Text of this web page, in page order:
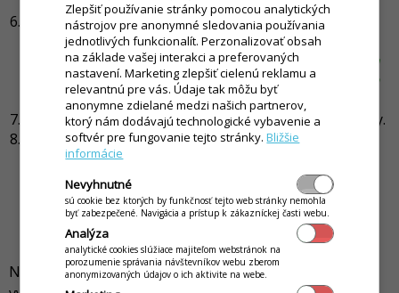
V záložkeKategórie, nastavte zaradenie karty do
kategórieMenu.(V príprade kariet obedového menu
nie je potrebné vyplňovať alergény, prípadne obrázok a
pod. Tieto údaje sa budú už zobrazovať pri konkrétnom
jedlo ktoré pod dané menu v daný deň patrí.)
Kliknutím na tlačidloUložiťpotvrdíte vykonané zmeny.
Ak už máte vytvorený dostatočný počet kariet pre
vaše menu a jednotlivé karty sú priradené k
príslušnému druhu
(polievka, hlavné jedlo alebo
dezert)je potrebné kliknutím na tlačidloUložiť
potvrdiť vykonané zmeny v nastaveniach obedového
Nové karty typu obedové menu je možné použiť až pri
Zlepšiť používanie stránky pomocou analytických
nástrojov pre anonymné sledovania používania
jednotlivých funkcionalít. Perzonalizovať obsah
na základe vašej interakci a preferovaných
nastavení. Marketing zlepšiť cielenú reklamu a
relevantnú pre vás. Údaje tak môžu byť
anonymne zdielané medzi našich partnerov,
ktorý nám dodávajú technologické vybavenie a
softvér pre fungovanie tejto stránky.Bližšie
informácie
Nevyhnutné
sú cookie bez ktorých by funkčnosť tejto web stránky nemohla
byť zabezpečené. Navigácia a prístup k zákazníckej časti webu.
Analýza
analytické cookies slúžiace majiteľom webstránok na
porozumenie správania návštevníkov webu zberom
anonymizovaných údajov o ich aktivite na webe.